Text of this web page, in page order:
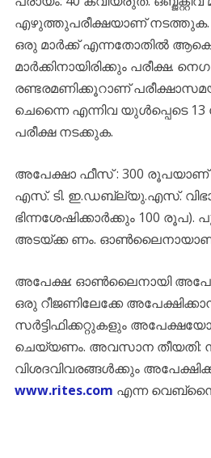
എഴുത്തുപരീക്ഷയാണ് നടത്തുക.
ഒരു മാർക്ക് എന്നതോതിൽ ആകെ
മാർക്കിനായിരിക്കും പരീക്ഷ.
രണ്ടരമണിക്കൂറാണ്
ചെന്നൈ എന്നിവ യുൾപ്പെടെ 13
പരീക്ഷ നടക്കുക.
അപേക്ഷാ ഫീസ് : 300
എസ്. ടി. ഇ.ഡബ്ല്യു.എസ്.
ഭിന്നശേഷിക്കാർക്കും 100
അടയ്ക്ക ണം.
അപേക്ഷ: ഓൺലൈനായി
ഒരു റീജണിലേക്കേ
സർട്ടിഫിക്കറ്റുകളും
ചെയ്യണം. അവസാന തീയതി:
വിശദവിവരങ്ങൾക്കും
www.rites.com എന്ന